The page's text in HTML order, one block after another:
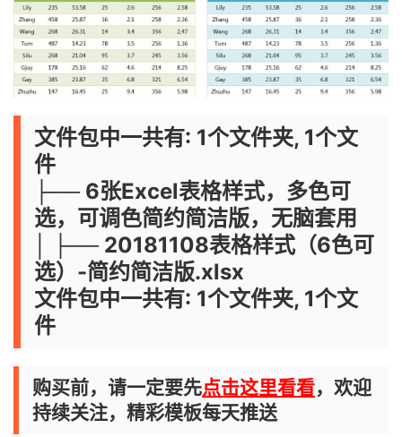
文件包中一共有: 1个文件夹, 1个文
件
├── 6张Excel表格样式，多色可
选，可调色简约简洁版，无脑套用
│ ├── 20181108表格样式（6色可
选）-简约简洁版.xlsx
文件包中一共有: 1个文件夹, 1个文
件
购买前，请一定要先点击这里看看，欢迎
持续关注，精彩模板每天推送